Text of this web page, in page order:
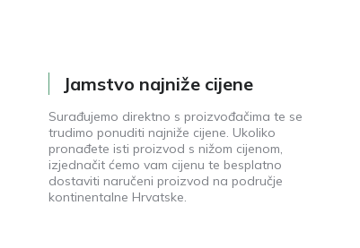
Jamstvo najniže cijene
Surađujemo direktno s proizvođačima te se
trudimo ponuditi najniže cijene. Ukoliko
pronađete isti proizvod s nižom cijenom,
izjednačit ćemo vam cijenu te besplatno
dostaviti naručeni proizvod na područje
kontinentalne Hrvatske.